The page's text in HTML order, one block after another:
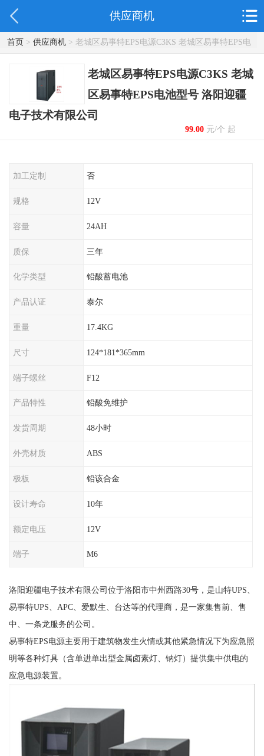
供应商机
首页> 供应商机> 老城区易事特EPS电源C3KS 老城区易事特EPS电
池型号 洛阳迎疆电子技术有限公司
老城区易事特EPS电源C3KS 老城
区易事特EPS电池型号 洛阳迎疆
电子技术有限公司
99.00元/个 起
加工定制 否
规格 12V
容量 24AH
质保 三年
化学类型 铅酸蓄电池
产品认证 泰尔
重量 17.4KG
尺寸 124*181*365mm
端子螺丝 F12
产品特性 铅酸免维护
发货周期 48小时
外壳材质 ABS
极板 铅该合金
设计寿命 10年
额定电压 12V
端子 M6
洛阳迎疆电子技术有限公司位于洛阳市中州西路30号，是山特UPS、
易事特UPS、APC、爱默生、台达等的代理商，是一家集售前、售
中、一条龙服务的公司。
易事特EPS电源主要用于建筑物发生火情或其他紧急情况下为应急照
明等各种灯具（含单进单出型金属卤素灯、钠灯）提供集中供电的
应急电源装置。